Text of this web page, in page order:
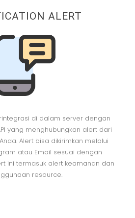
ALERT
di dalam server dengan
yang menghubungkan alert dari
Alert bisa dikirimkan melalui
atau Email sesuai dengan
ini termasuk alert keamanan dan
resource.